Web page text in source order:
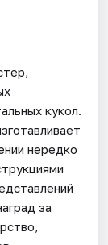
кукол.
нередко
за